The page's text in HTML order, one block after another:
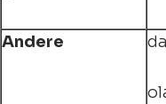
Andere